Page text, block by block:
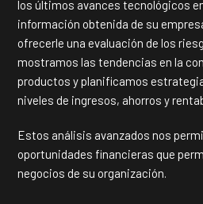
los últimos avances tecnológicos
información obtenida de su
ofrecerle una evaluación de los
mostramos las tendencias en la
productos y planificamos
niveles de ingresos, ahorros y
Estos análisis avanzados nos
oportunidades financieras que
negocios de su organización.